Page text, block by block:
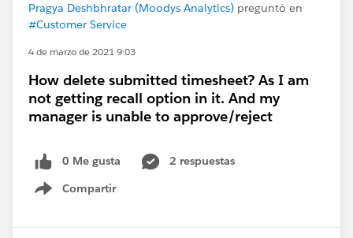
Pragya Deshbhratar (Moodys Analytics) preguntó en
#Customer Service
4 de marzo de 2021 9:03
How delete submitted timesheet? As I am
not getting recall option in it. And my
manager is unable to approve/reject
0 Me gusta
2 respuestas
Compartir
Show menu